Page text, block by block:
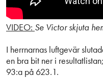
VIDEO: Se Victor skjuta
I herrnarnas luftgevär
en bra bit ner i
93:a på 623.1.